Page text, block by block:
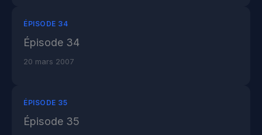
ÉPISODE 34
Épisode 34
20 mars 2007
ÉPISODE 35
Épisode 35